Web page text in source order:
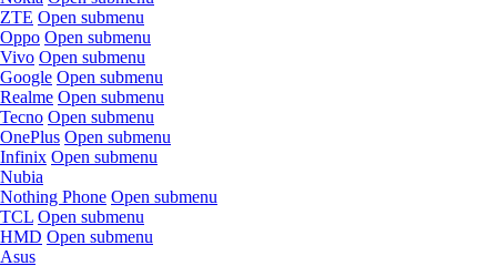
ZTE Open submenu
Oppo Open submenu
Vivo Open submenu
Google Open submenu
Realme Open submenu
Tecno Open submenu
OnePlus Open submenu
Infinix Open submenu
Nubia
Nothing Phone Open submenu
TCL Open submenu
HMD Open submenu
Asus